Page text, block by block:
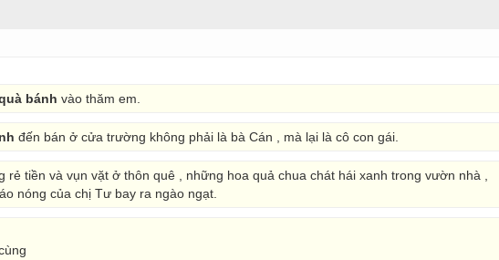
bánh vào thăm em.
đến bán ở cửa trường không phải là bà Cán , mà lại là cô con gái.
rẻ tiền và vụn vặt ở thôn quê , những hoa quả chua chát hái xanh trong vườn nhà ,
nóng của chị Tư bay ra ngào ngạt.